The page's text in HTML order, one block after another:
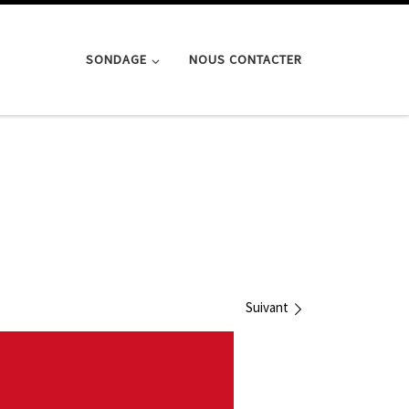
SONDAGE NOUS CONTACTER
Suivant